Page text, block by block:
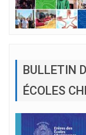
BULLETIN
ÉCOLES